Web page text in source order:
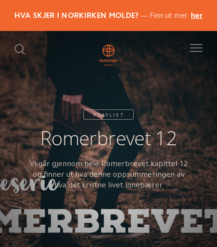
HVA SKJER I NORKIRKEN MOLDE? Finn ut mer her
PLAYLIST
Romerbrevet 12
Vi går gjennom hele Romerbrevet kapittel 12
og finner ut hva denne oppsummeringen av
hva det kristne livet innebærer